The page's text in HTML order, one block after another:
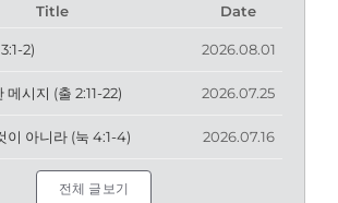
Title Date
2) 2026.08.01
메시지 (출 2:11-22) 2026.07.25
이 아니라 (눅 4:1-4) 2026.07.16
전체 글보기